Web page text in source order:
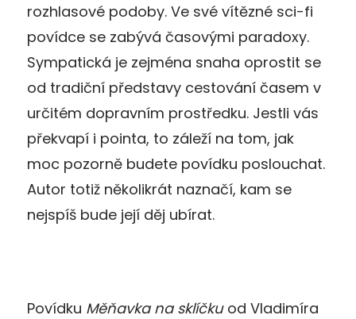
rozhlasové podoby. Ve své vítězné sci-fi
povídce se zabývá časovými paradoxy.
Sympatická je zejména snaha oprostit se
od tradiční představy cestování časem v
určitém dopravním prostředku. Jestli vás
překvapí i pointa, to záleží na tom, jak
moc pozorně budete povídku poslouchat.
Autor totiž několikrát naznačí, kam se
nejspíš bude její děj ubírat.
Povídku Měňavka na sklíčkuod Vladimíra